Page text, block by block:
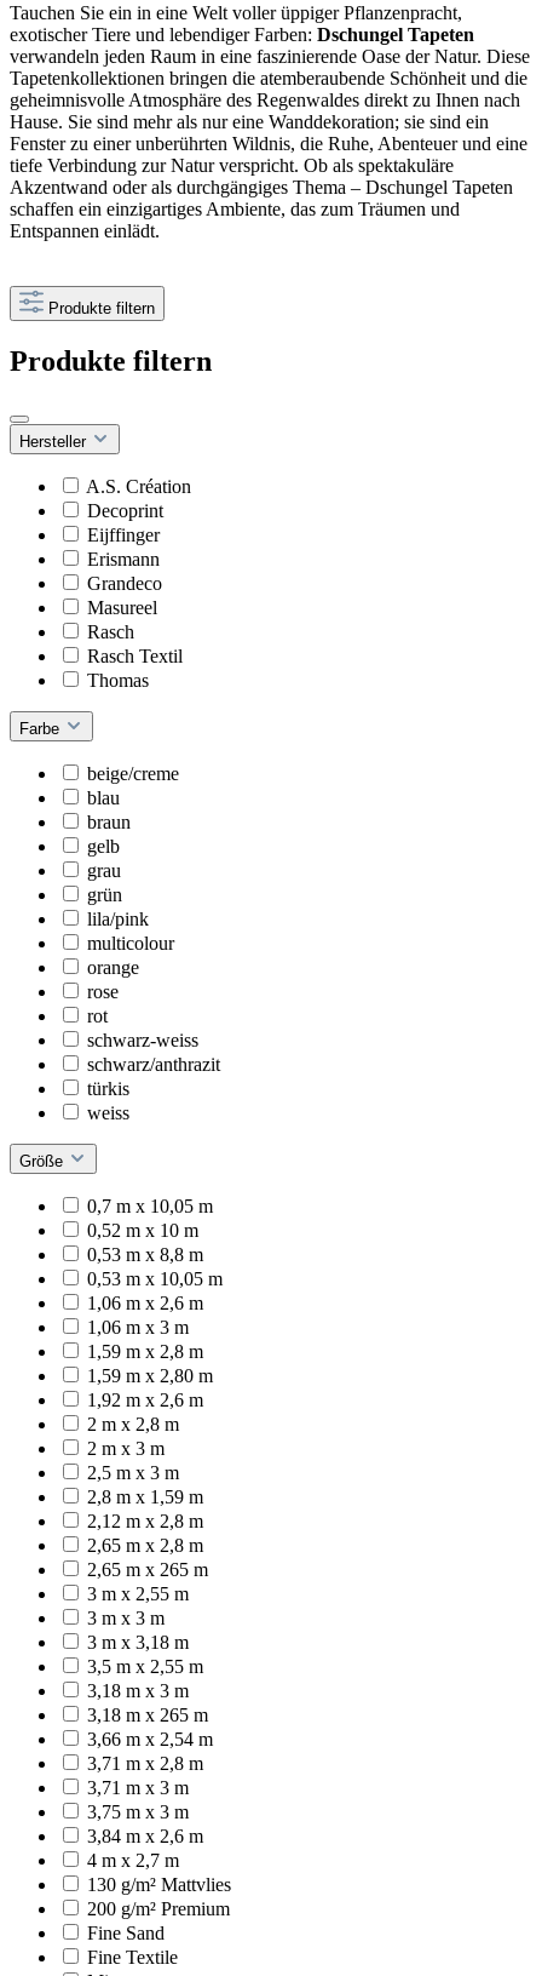
Tauchen Sie ein in eine Welt voller üppiger Pflanzenpracht,
exotischer Tiere und lebendiger Farben: Dschungel Tapeten
verwandeln jeden Raum in eine faszinierende Oase der Natur. Diese
Tapetenkollektionen bringen die atemberaubende Schönheit und die
geheimnisvolle Atmosphäre des Regenwaldes direkt zu Ihnen nach
Hause. Sie sind mehr als nur eine Wanddekoration; sie sind ein
Fenster zu einer unberührten Wildnis, die Ruhe, Abenteuer und eine
tiefe Verbindung zur Natur verspricht. Ob als spektakuläre
Akzentwand oder als durchgängiges Thema – Dschungel Tapeten
schaffen ein einzigartiges Ambiente, das zum Träumen und
Entspannen einlädt.
Produkte filtern
Produkte filtern
Hersteller
A.S. Création
Decoprint
Eijffinger
Erismann
Grandeco
Masureel
Rasch
Rasch Textil
Thomas
Farbe
beige/creme
blau
braun
gelb
grau
grün
lila/pink
multicolour
orange
rose
rot
schwarz-weiss
schwarz/anthrazit
türkis
weiss
Größe
0,7 m x 10,05 m
0,52 m x 10 m
0,53 m x 8,8 m
0,53 m x 10,05 m
1,06 m x 2,6 m
1,06 m x 3 m
1,59 m x 2,8 m
1,59 m x 2,80 m
1,92 m x 2,6 m
2 m x 2,8 m
2 m x 3 m
2,5 m x 3 m
2,8 m x 1,59 m
2,12 m x 2,8 m
2,65 m x 2,8 m
2,65 m x 265 m
3 m x 2,55 m
3 m x 3 m
3 m x 3,18 m
3,5 m x 2,55 m
3,18 m x 3 m
3,18 m x 265 m
3,66 m x 2,54 m
3,71 m x 2,8 m
3,71 m x 3 m
3,75 m x 3 m
3,84 m x 2,6 m
4 m x 2,7 m
130 g/m² Mattvlies
200 g/m² Premium
Fine Sand
Fine Textile